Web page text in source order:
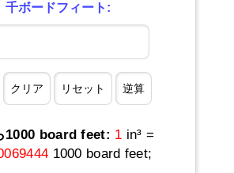
千ボードフィート:
1000 board feet: 1 in³ =
1000 board feet;